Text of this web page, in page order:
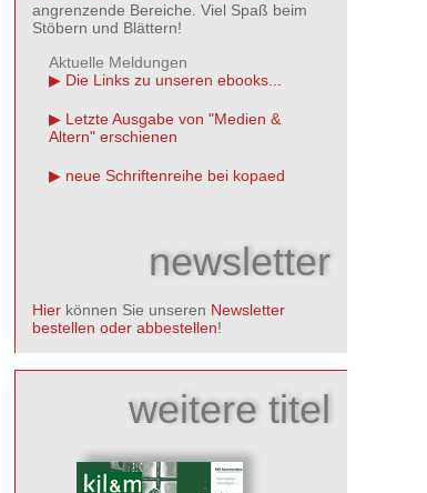
angrenzende Bereiche. Viel Spaß beim
Stöbern und Blättern!
Aktuelle Meldungen
Die Links zu unseren ebooks...
Letzte Ausgabe von "Medien &
Altern" erschienen
neue Schriftenreihe bei kopaed
newsletter
Hier können Sie unseren Newsletter
bestellen oder abbestellen!
weitere titel